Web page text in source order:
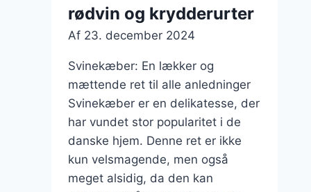
rødvin og krydderurter
Af 23. december 2024
Svinekæber: En lækker og
mættende ret til alle anledninger
Svinekæber er en delikatesse, der
har vundet stor popularitet i de
danske hjem. Denne ret er ikke
kun velsmagende, men også
meget alsidig, da den kan